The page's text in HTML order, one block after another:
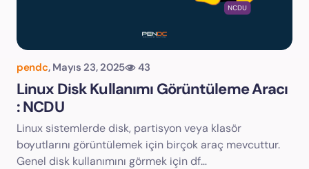
pendc, Mayıs 23, 2025 43
Linux Disk Kullanımı Görüntüleme Aracı
: NCDU
Linux sistemlerde disk, partisyon veya klasör
boyutlarını görüntülemek için birçok araç mevcuttur.
Genel disk kullanımını görmek için df…